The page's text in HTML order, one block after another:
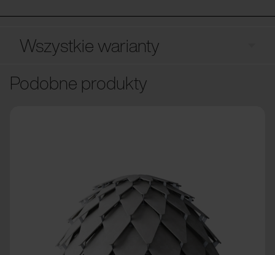
Wszystkie warianty
Podobne produkty